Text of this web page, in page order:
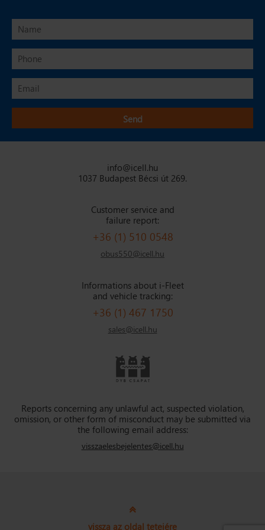
info@icell.hu
1037 Budapest Bécsi út 269.
Customer service and
failure report:
+36 (1) 510 0548
obus550@icell.hu
Informations about i-Fleet
and vehicle tracking:
+36 (1) 467 1750
sales@icell.hu
Reports concerning any unlawful act, suspected violation,
omission, or other form of misconduct may be submitted via
the following email address:
visszaelesbejelentes@icell.hu
vissza az oldal tetejére